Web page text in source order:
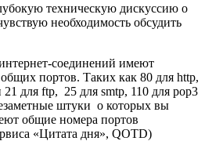
техническую дискуссию о
необходимость обсудить
соединений имеют
портов. Таких как 80 для http,
для ftp, 25 для smtp, 110 для pop3
штуки о которых вы
общие номера портов
«Цитата дня», QOTD)